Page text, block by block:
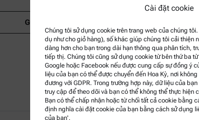
Gửi
Hiển thị chi tiết liên
Cài đặt cookie
Chúng tôi sử dụng cookie trên trang web của chúng
dụ như cho giỏ hàng), số khác giúp chúng tôi cải thiện
dàng hơn cho bạn trong dài hạn thông qua phân tích,
tiếp thị. Chúng tôi cũng sử dụng cookie từ bên thứ ba
Google hoặc Facebook nếu được cung cấp sự đồng ý
liệu của bạn có thể được chuyển đến Hoa Kỳ, nơi
đương với GDPR. Trong trường hợp này, dữ liệu của
truy cập để theo dõi và bạn có thể không thể thực hiện
Bạn có thể chấp nhận hoặc từ chối tất cả cookie bằng
định nghĩa cài đặt cookie của bạn bằng cách sử dụng
của bạn'.